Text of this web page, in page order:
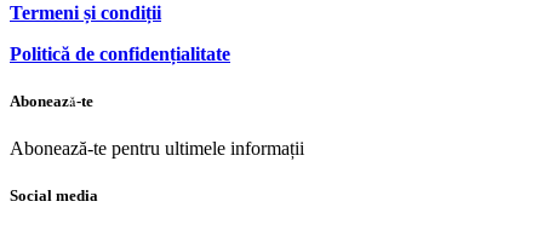
Termeni și condiții
Politică de confidențialitate
Abonează-te
Abonează-te pentru ultimele informații
Social media